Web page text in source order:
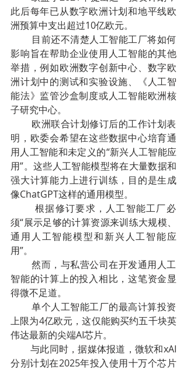
此后每年已从数字欧洲计划和地平线欧
洲预算中支出超过10亿欧元。
影响旨在帮助企业使用人工智能的其他
举措，例如欧洲数字创新中心、数字欧
洲计划中的测试和实验设施、《人工智
能法》监管沙盒制度或人工智能欧洲核
子研究中心。
明，欧委会希望在这些数据中心培育通
用人工智能和未定义的“新兴人工智能应
用”。这些人工智能模型将在大量数据和
强大计算能力上进行训练，目的是生成
像ChatGPT这样的通用模型。
        根据修订要求，人工智能工厂必
须“展示足够的计算资源来训练大规模、
通用人工智能模型和新兴人工智能应
用”。
        然而，与私营公司在开发通用人工
智能的计算上的投入相比，这笔资金显
得微不足道。
        单个人工智能工厂的最高计算投资
上限为4亿欧元，这仅能购买约五千块英
伟达最新的尖端AI芯片。
        与此同时，据媒体报道，微软和xAI
分别计划在2025年投入使用十万个芯片